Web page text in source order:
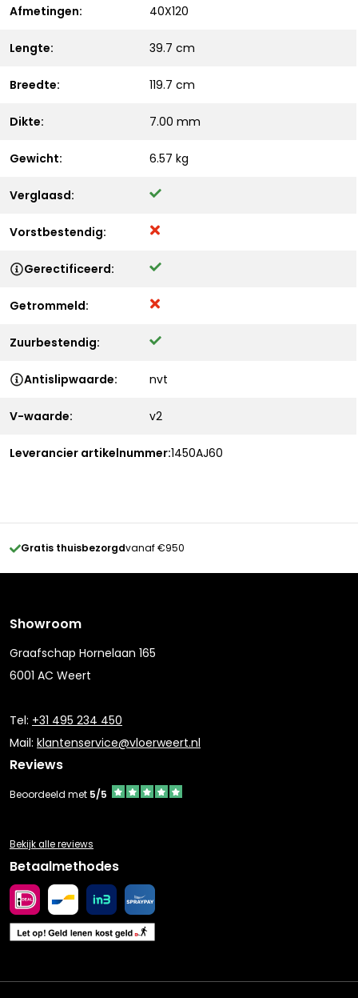
Afmetingen: 40X120
Lengte: 39.7 cm
Breedte: 119.7 cm
Dikte: 7.00 mm
Gewicht: 6.57 kg
Verglaasd:
Vorstbestendig:
Gerectificeerd:
Getrommeld:
Zuurbestendig:
Antislipwaarde: nvt
V-waarde: v2
Leverancier artikelnummer:1450AJ60
Gratis thuisbezorgdvanaf €950
Showroom
Graafschap Hornelaan 165
6001 AC Weert
Tel: +31 495 234 450
Mail: klantenservice@vloerweert.nl
Reviews
Beoordeeld met 5/5
Bekijk alle reviews
Betaalmethodes